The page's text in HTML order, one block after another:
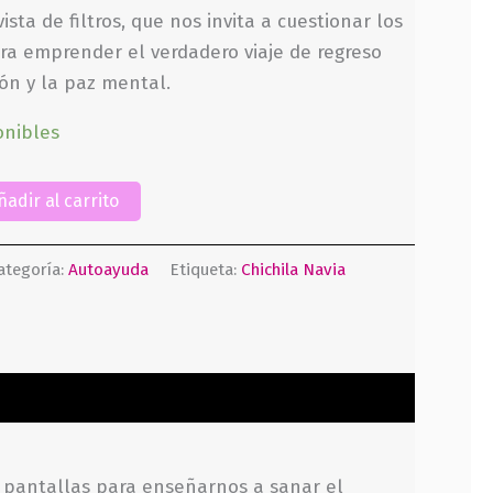
de filtros, que nos invita a cuestionar los
emprender el verdadero viaje de regreso
y la paz mental.
al carrito
Autoayuda Etiqueta: Chichila Navia
para enseñarnos a sanar el